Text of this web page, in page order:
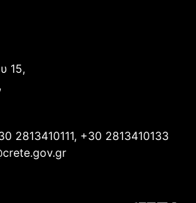
15,
2813410111, +30 2813410133